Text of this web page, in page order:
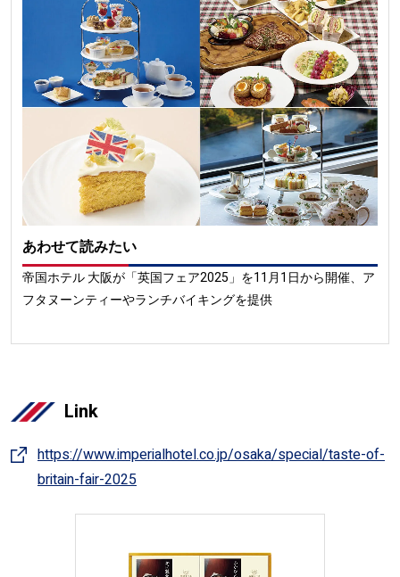
あわせて読みたい
帝国ホテル 大阪が「英国フェア2025」を11月1日から開催、ア
フタヌーンティーやランチバイキングを提供
Link
https://www.imperialhotel.co.jp/osaka/special/taste-of-
britain-fair-2025